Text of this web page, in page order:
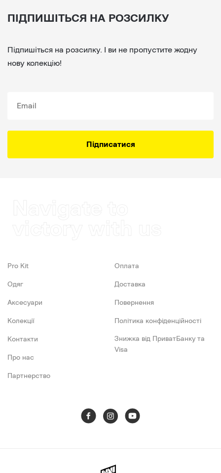
ПІДПИШІТЬСЯ НА РОЗСИЛКУ
Підпишіться на розсилку. І ви не пропустите жодну
нову колекцію!
Підписатися
Pro Kit
Одяг
Аксесуари
Колекції
Контакти
Про нас
Партнерство
Оплата
Доставка
Повернення
Політика конфіденційності
Знижка від ПриватБанку та
Visa